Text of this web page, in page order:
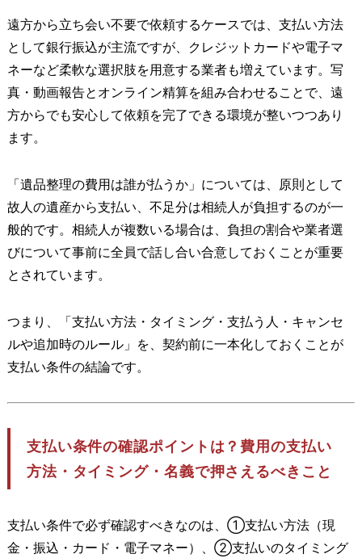
遠方から立ち会い不要で依頼するケースでは、支払い方法
として銀行振込が主流ですが、クレジットカードや電子マ
ネーなど柔軟な選択肢を用意する業者も増えています。写
真・動画報告とオンライン精算を組み合わせることで、遠
方からでも安心して依頼を完了できる環境が整いつつあり
ます。
「遺品整理の費用は誰が払うか」については、原則として
故人の遺産から支払い、不足分は相続人が負担するのが一
般的です。相続人が複数いる場合は、負担の割合や業者選
びについて事前に全員で話し合い合意しておくことが重要
とされています。
つまり、「支払い方法・タイミング・支払う人・キャンセ
ルや追加時のルール」を、契約前に一本化しておくことが
支払い条件の結論です。
支払い条件の確認ポイントは？費用の支払い
方法・タイミング・名義で押さえるべきこと
支払い条件で必ず確認すべきなのは、①支払い方法（現
金・振込・カード・電子マネー）、②支払いのタイミング